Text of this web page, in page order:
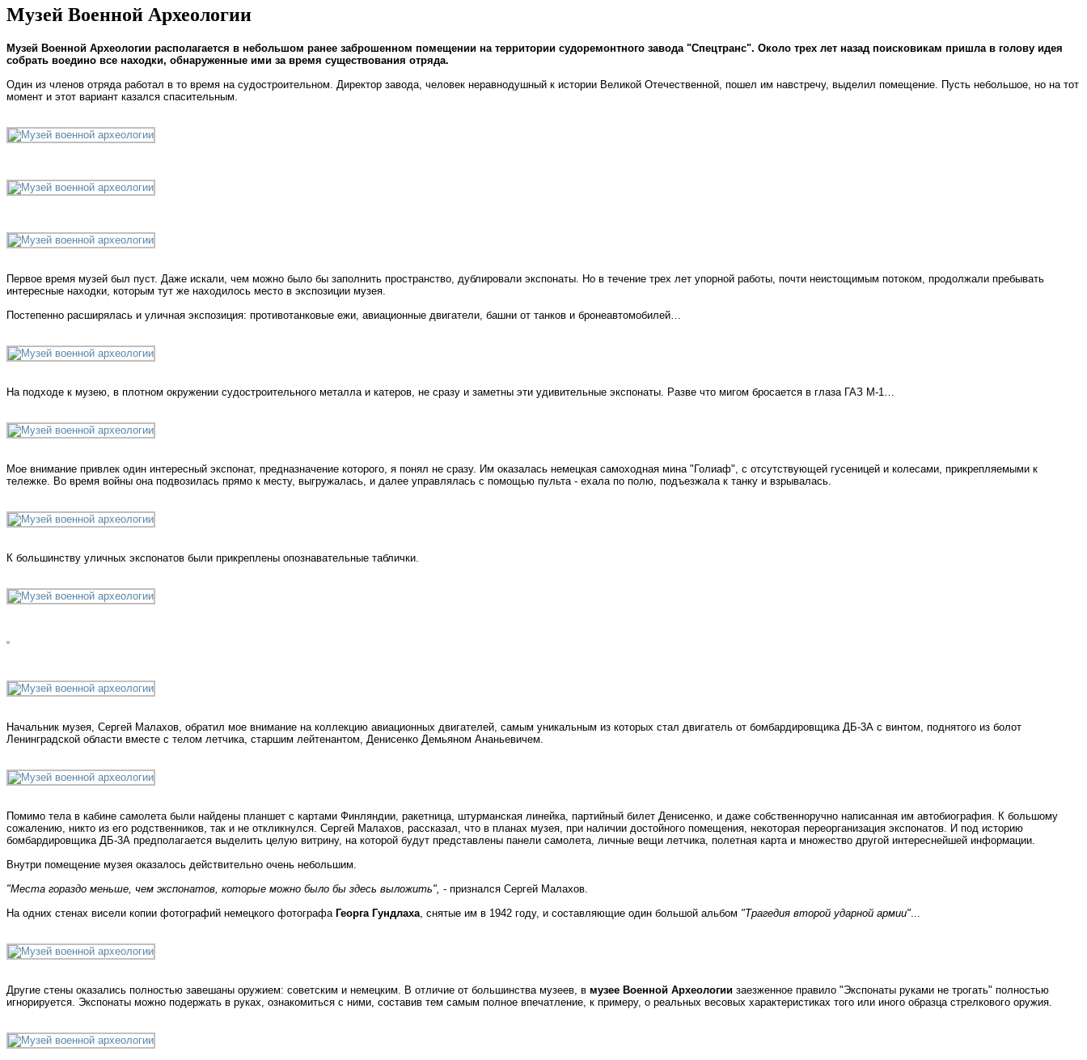
Музей Военной Археологии
Музей Военной Археологии располагается в небольшом ранее заброшенном помещении на территории судоремонтного завода "Спецтранс". Около трех лет назад поисковикам пришла в голову идея
собрать воедино все находки, обнаруженные ими за время существования отряда.
Один из членов отряда работал в то время на судостроительном. Директор завода, человек неравнодушный к истории Великой Отечественной, пошел им навстречу, выделил помещение. Пусть небольшое, но на тот
момент и этот вариант казался спасительным.
Первое время музей был пуст. Даже искали, чем можно было бы заполнить пространство, дублировали экспонаты. Но в течение трех лет упорной работы, почти неистощимым потоком, продолжали пребывать
интересные находки, которым тут же находилось место в экспозиции музея.
Постепенно расширялась и уличная экспозиция: противотанковые ежи, авиационные двигатели, башни от танков и бронеавтомобилей…
На подходе к музею, в плотном окружении судостроительного металла и катеров, не сразу и заметны эти удивительные экспонаты. Разве что мигом бросается в глаза ГАЗ М-1…
Мое внимание привлек один интересный экспонат, предназначение которого, я понял не сразу. Им оказалась немецкая самоходная мина "Голиаф", с отсутствующей гусеницей и колесами, прикрепляемыми к
тележке. Во время войны она подвозилась прямо к месту, выгружалась, и далее управлялась с помощью пульта - ехала по полю, подъезжала к танку и взрывалась.
К большинству уличных экспонатов были прикреплены опознавательные таблички.
Начальник музея, Сергей Малахов, обратил мое внимание на коллекцию авиационных двигателей, самым уникальным из которых стал двигатель от бомбардировщика ДБ-3А с винтом, поднятого из болот
Ленинградской области вместе с телом летчика, старшим лейтенантом, Денисенко Демьяном Ананьевичем.
Помимо тела в кабине самолета были найдены планшет с картами Финляндии, ракетница, штурманская линейка, партийный билет Денисенко, и даже собственноручно написанная им автобиография. К большому
сожалению, никто из его родственников, так и не откликнулся. Сергей Малахов, рассказал, что в планах музея, при наличии достойного помещения, некоторая переорганизация экспонатов. И под историю
бомбардировщика ДБ-3А предполагается выделить целую витрину, на которой будут представлены панели самолета, личные вещи летчика, полетная карта и множество другой интереснейшей информации.
Внутри помещение музея оказалось действительно очень небольшим.
"Места гораздо меньше, чем экспонатов, которые можно было бы здесь выложить", - признался Сергей Малахов.
На одних стенах висели копии фотографий немецкого фотографа Георга Гундлаха , снятые им в 1942 году, и составляющие один большой альбом "Трагедия второй ударной армии"
Другие стены оказались полностью завешаны оружием: советским и немецким. В отличие от большинства музеев, в музее Военной Археологии заезженное правило "Экспонаты руками не трогать" полностью
игнорируется. Экспонаты можно подержать в руках, ознакомиться с ними, составив тем самым полное впечатление, к примеру, о реальных весовых характеристиках того или иного образца стрелкового оружия.